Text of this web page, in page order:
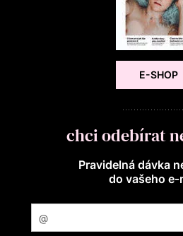
E-SHOP
chci odebírat
Pravidelná dávka
do vašeho